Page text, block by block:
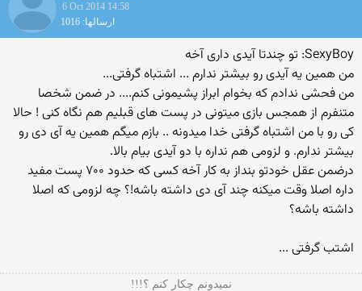
6 Oct 2014 14:58
ارسالها: 1016
SexyBoy: تو چندتا آیدی داری آخه
من همین یه آیدی رو بیشتر ندارم ... اشتباه گرفتی...
من فحشی ندادم که بخوام ابراز پشیمونی کنم.... در ضمن شخصا
متنفرم از همجس بازی میتونی در پست های قبلیم هم نگاه کنی ! حالا
کی رو با من اشتباه گرفتی خدا میدونه .. بازم میگم همین یه آی دی رو
بیشتر ندارم. و لزومی هم نداره با دو آیدی بیام بالا.
درضمن عقل خودتو بنداز به کار آخه کسی که حدود ۷۰۰ پست مفید
داره اصلا وقت میکنه چند آی دی داشته باشه!؟ چه لزومی که اصلا
داشته باشه؟
اشتب گرفتی ...
نمیدونم چکار کنم ؟!!!